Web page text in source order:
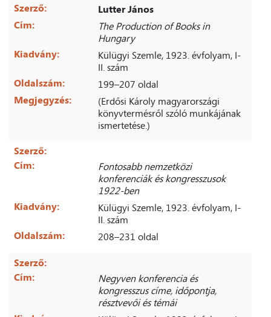
Szerző:
Lutter János
Cím:
The Production of Books in
Hungary
Kiadvány:
Külügyi Szemle, 1923. évfolyam, I-
II. szám
Oldalszám:
199–207 oldal
Megjegyzés:
(Erdősi Károly magyarországi
könyvtermésről szóló munkájának
ismertetése.)
Szerző:
Cím:
Fontosabb nemzetközi
konferenciák és kongresszusok
1922-ben
Kiadvány:
Külügyi Szemle, 1923. évfolyam, I-
II. szám
Oldalszám:
208–231 oldal
Szerző:
Cím:
Negyven konferencia és
kongresszus címe, időpontja,
résztvevői és témái